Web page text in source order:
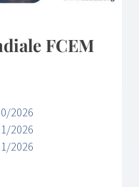
FCEM
2026
2026
2026